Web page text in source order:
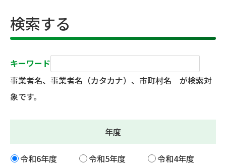
検索する
キーワード
事業者名、事業者名（カタカナ）、市町村名 が検索対
象です。
年度
令和6年度 令和5年度
令和4年度